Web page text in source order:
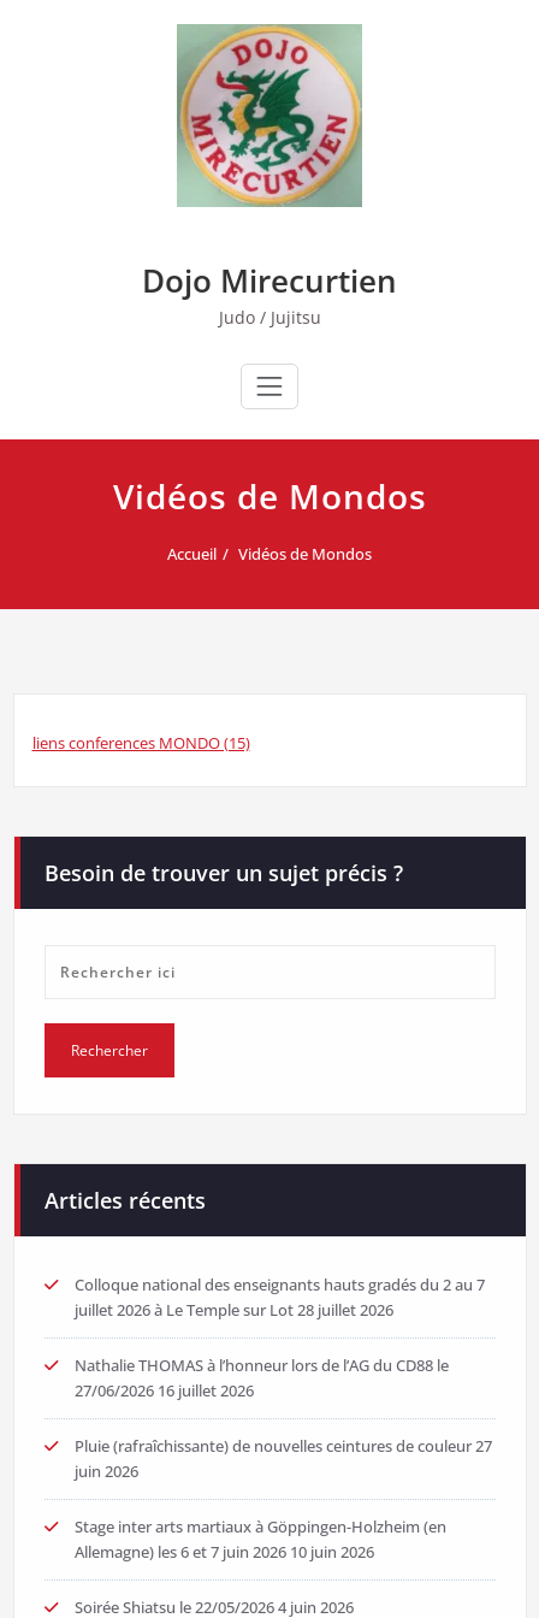
Dojo Mirecurtien
Judo / Jujitsu
Vidéos de Mondos
Accueil Vidéos de Mondos
liens conferences MONDO (15)
Besoin de trouver un sujet précis ?
Articles récents
Colloque national des enseignants hauts gradés du 2 au 7
juillet 2026 à Le Temple sur Lot28 juillet 2026
Nathalie THOMAS à l’honneur lors de l’AG du CD88 le
27/06/2026 16 juillet 2026
Pluie (rafraîchissante) de nouvelles ceintures de couleur27
juin 2026
Stage inter arts martiaux à Göppingen-Holzheim (en
Allemagne) les 6 et 7 juin 2026 10 juin 2026
Soirée Shiatsu le 22/05/20264 juin 2026